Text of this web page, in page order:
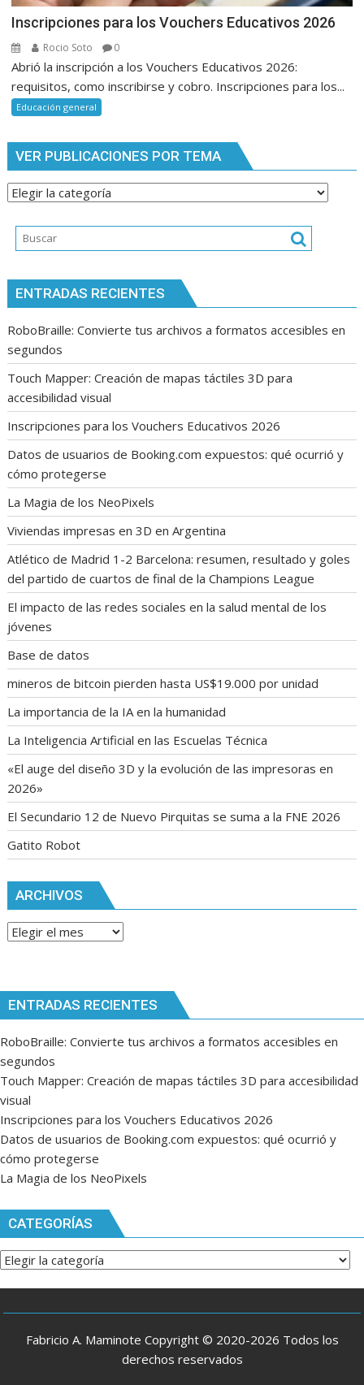
Inscripciones para los Vouchers Educativos 2026
Rocio Soto 0
Abrió la inscripción a los Vouchers Educativos 2026:
requisitos, como inscribirse y cobro. Inscripciones para los...
Educación general
VER PUBLICACIONES POR TEMA
Ver
por
tema
ENTRADAS RECIENTES
RoboBraille: Convierte tus archivos a formatos accesibles en
segundos
Touch Mapper: Creación de mapas táctiles 3D para
accesibilidad visual
Inscripciones para los Vouchers Educativos 2026
Datos de usuarios de Booking.com expuestos: qué ocurrió y
cómo protegerse
La Magia de los NeoPixels
Viviendas impresas en 3D en Argentina
Atlético de Madrid 1-2 Barcelona: resumen, resultado y goles
del partido de cuartos de final de la Champions League
El impacto de las redes sociales en la salud mental de los
jóvenes
Base de datos
mineros de bitcoin pierden hasta US$19.000 por unidad
La importancia de la IA en la humanidad
La Inteligencia Artificial en las Escuelas Técnica
«El auge del diseño 3D y la evolución de las impresoras en
2026»
El Secundario 12 de Nuevo Pirquitas se suma a la FNE 2026
Gatito Robot
ARCHIVOS
Archivos
ENTRADAS RECIENTES
RoboBraille: Convierte tus archivos a formatos accesibles en
segundos
Touch Mapper: Creación de mapas táctiles 3D para accesibilidad
visual
Inscripciones para los Vouchers Educativos 2026
Datos de usuarios de Booking.com expuestos: qué ocurrió y
cómo protegerse
La Magia de los NeoPixels
CATEGORÍAS
Categorías
Fabricio A. Maminote Copyright © 2020-2026 Todos los
derechos reservados